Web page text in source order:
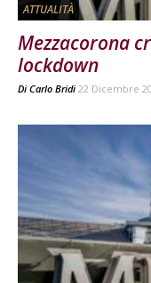
ATTUALITÀ
Mezzacorona
lockdown
Di Carlo Bridi 22 Dicembre